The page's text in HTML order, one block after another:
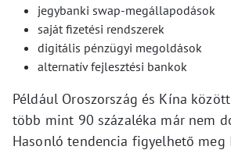
jegybanki swap-megállapodások
saját fizetési rendszerek
digitális pénzügyi megoldások
alternatív fejlesztési bankok
Például Oroszország és Kína
több mint 90 százaléka már nem
Hasonló tendencia figyelhető meg